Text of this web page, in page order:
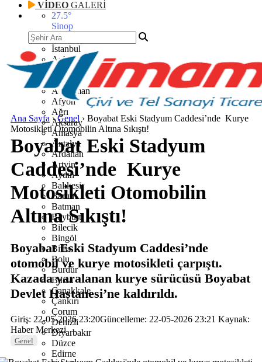
VİDEO GALERİ
27.5°
Sinop
İstanbul
Ankara
İzmir
Adana
Adıyaman
Afyon
Ağrı
Aksaray
Amasya
Antalya
Ardahan
Artvin
Aydın
Balıkesir
Bartın
Batman
Bayburt
Bilecik
Bingöl
Bitlis
Bolu
Burdur
Bursa
Çanakkale
Çankırı
Çorum
Denizli
Diyarbakır
Düzce
Edirne
Ana Sayfa ›Genel › Boyabat Eski Stadyum Caddesi’nde Kurye
Motosikleti Otomobilin Altına Sıkıştı!
Boyabat Eski Stadyum
Caddesi’nde Kurye
Motosikleti Otomobilin
Altına Sıkıştı!
Boyabat Eski Stadyum Caddesi’nde
otomobil ve kurye motosikleti çarpıştı.
Kazada yaralanan kurye sürücüsü Boyabat
Devlet Hastanesi’ne kaldırıldı.
Giriş: 22-05-2026 23:20Güncelleme: 22-05-2026 23:21 Kaynak:
Haber Merkezi
Genel